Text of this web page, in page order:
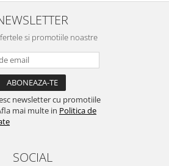
si promotiile noastre
newsletter cu promotiile
mai multe in Politica de
SOCIAL